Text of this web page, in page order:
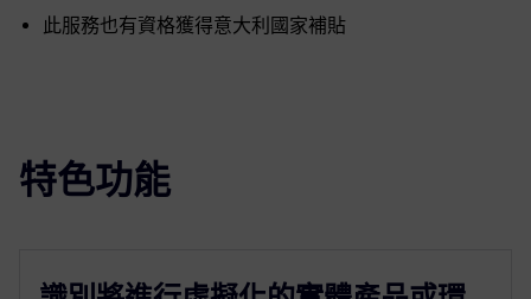
此服務也有資格獲得意大利國家補貼
特色功能